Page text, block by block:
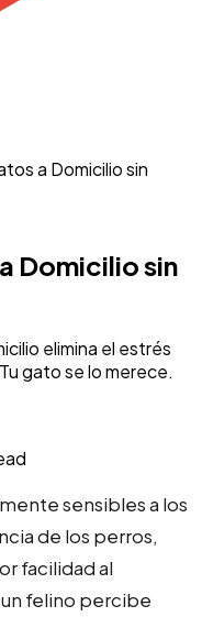
a Domicilio sin
Domicilio sin
elimina el estrés
gato se lo merece.
sensibles a los
de los perros,
facilidad al
felino percibe